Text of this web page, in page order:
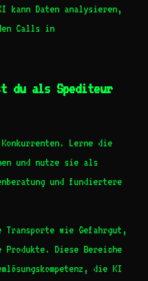
kann Daten analysieren,
Calls in
du als Spediteur
Lerne die
und nutze sie als
und fundiertere
wie Gefahrgut,
Produkte. Diese Bereiche
die KI